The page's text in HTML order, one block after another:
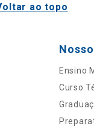
ao topo
Ensino
Curso